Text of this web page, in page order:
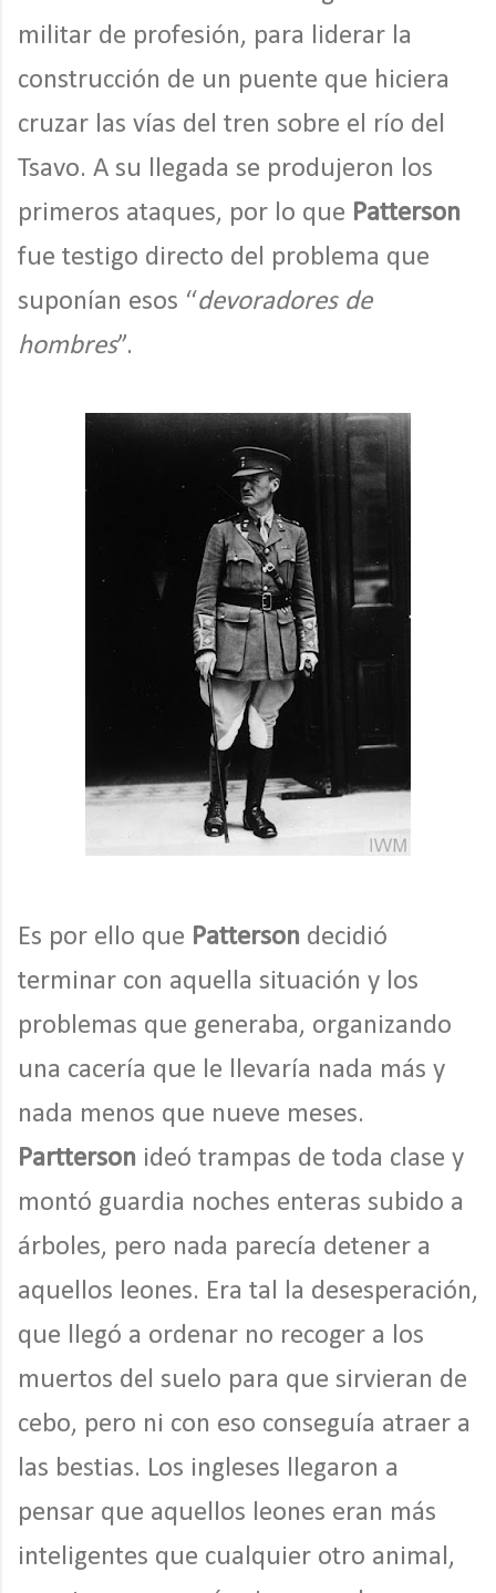
militar de profesión, para liderar la
construcción de un puente que hiciera
cruzar las vías del tren sobre el río del
Tsavo. A su llegada se produjeron los
primeros ataques, por lo que Patterson
fue testigo directo del problema que
suponían esos “devoradores de
hombres”.
Es por ello que Patterson decidió
terminar con aquella situación y los
problemas que generaba, organizando
una cacería que le llevaría nada más y
nada menos que nueve meses.
Partterson ideó trampas de toda clase y
montó guardia noches enteras subido a
árboles, pero nada parecía detener a
aquellos leones. Era tal la desesperación,
que llegó a ordenar no recoger a los
muertos del suelo para que sirvieran de
cebo, pero ni con eso conseguía atraer a
las bestias. Los ingleses llegaron a
pensar que aquellos leones eran más
inteligentes que cualquier otro animal,